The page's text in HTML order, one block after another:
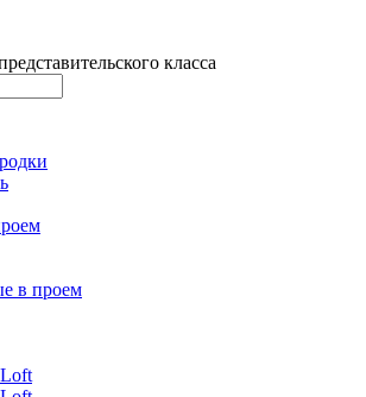
класса
в проем
Loft